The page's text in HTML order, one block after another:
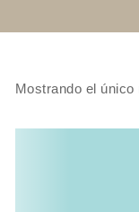
Mostrando el único